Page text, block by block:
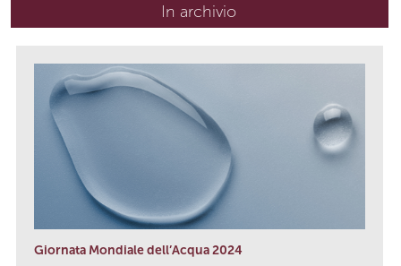
In archivio
Giornata Mondiale dell’Acqua 2024